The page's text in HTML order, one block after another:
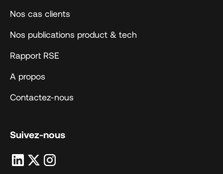
Nos cas clients
Nos publications product & tech
Rapport RSE
A propos
Contactez-nous
Suivez-nous